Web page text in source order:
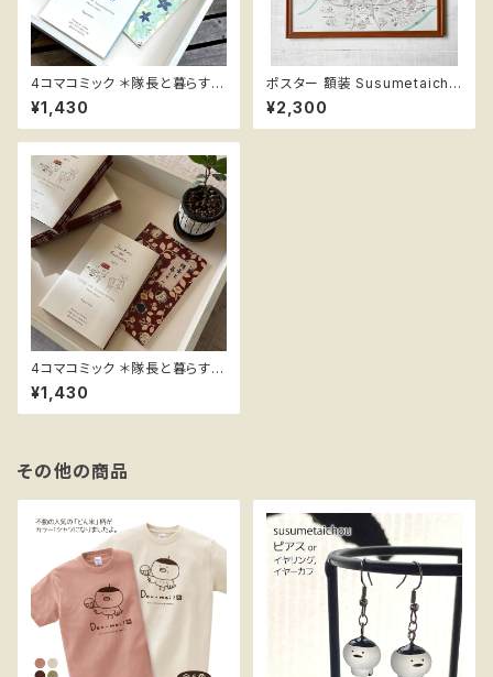
4コマコミック ＊隊長と暮らす v
ol.2 ススメ隊長
¥1,430
ポスター 額装 Susumetaicho
uMap A3 ススメ隊長
¥2,300
4コマコミック ＊隊長と暮らす v
ol.1 ススメ隊長
¥1,430
その他の商品